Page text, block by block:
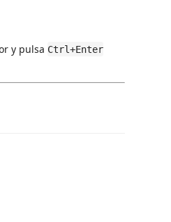
y pulsa Ctrl+Enter